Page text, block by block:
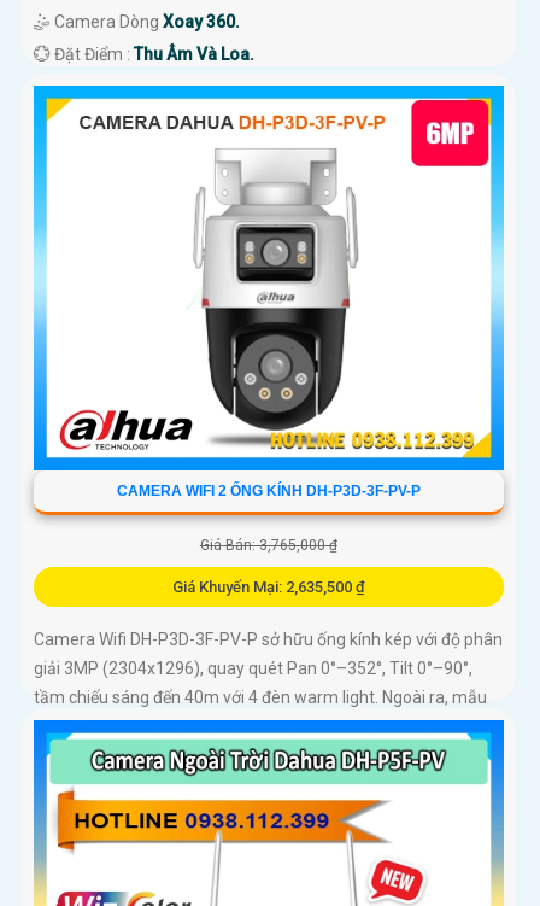
🤹 Camera Dòng Xoay 360.
️💮 Đặt Điểm :Thu Âm Và Loa.
CAMERA WIFI 2 ỐNG KÍNH DH-P3D-3F-PV-P
Giá Bán: 3,765,000 ₫
Giá Khuyến Mại: 2,635,500 ₫
Camera Wifi DH-P3D-3F-PV-P sở hữu ống kính kép với độ phân
giải 3MP (2304x1296), quay quét Pan 0°–352°, Tilt 0°–90°,
tầm chiếu sáng đến 40m với 4 đèn warm light. Ngoài ra, mẫu
camera này còn đạt chuẩn chống nước IP66, hỗ trợ thẻ nhớ tối
đa 256GB, kết nối Wi-Fi 2